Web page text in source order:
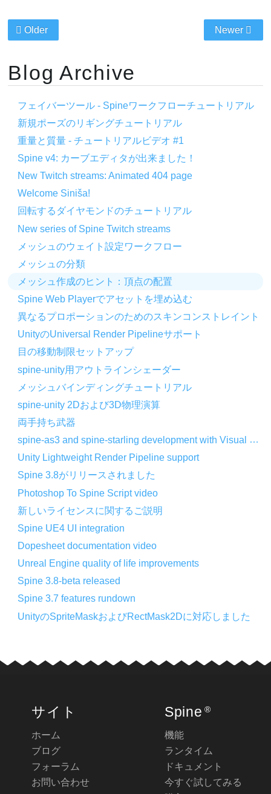
Older Newer
Blog Archive
フェイバーツール - Spineワークフローチュートリアル
新規ポーズのリギングチュートリアル
重量と質量 - チュートリアルビデオ #1
Spine v4: カーブエディタが出来ました！
New Twitch streams: Animated 404 page
Welcome Siniša!
回転するダイヤモンドのチュートリアル
New series of Spine Twitch streams
メッシュのウェイト設定ワークフロー
メッシュの分類
メッシュ作成のヒント：頂点の配置
Spine Web Playerでアセットを埋め込む
異なるプロポーションのためのスキンコンストレイント
UnityのUniversal Render Pipelineサポート
目の移動制限セットアップ
spine-unity用アウトラインシェーダー
メッシュバインディングチュートリアル
spine-unity 2Dおよび3D物理演算
両手持ち武器
spine-as3 and spine-starling development with Visual Studio Code
Unity Lightweight Render Pipeline support
Spine 3.8がリリースされました
Photoshop To Spine Script video
新しいライセンスに関するご説明
Spine UE4 UI integration
Dopesheet documentation video
Unreal Engine quality of life improvements
Spine 3.8-beta released
Spine 3.7 features rundown
UnityのSpriteMaskおよびRectMask2Dに対応しました
サイト
ホーム
ブログ
フォーラム
お問い合わせ
Spine ®
機能
ランタイム
ドキュメント
今すぐ試してみる